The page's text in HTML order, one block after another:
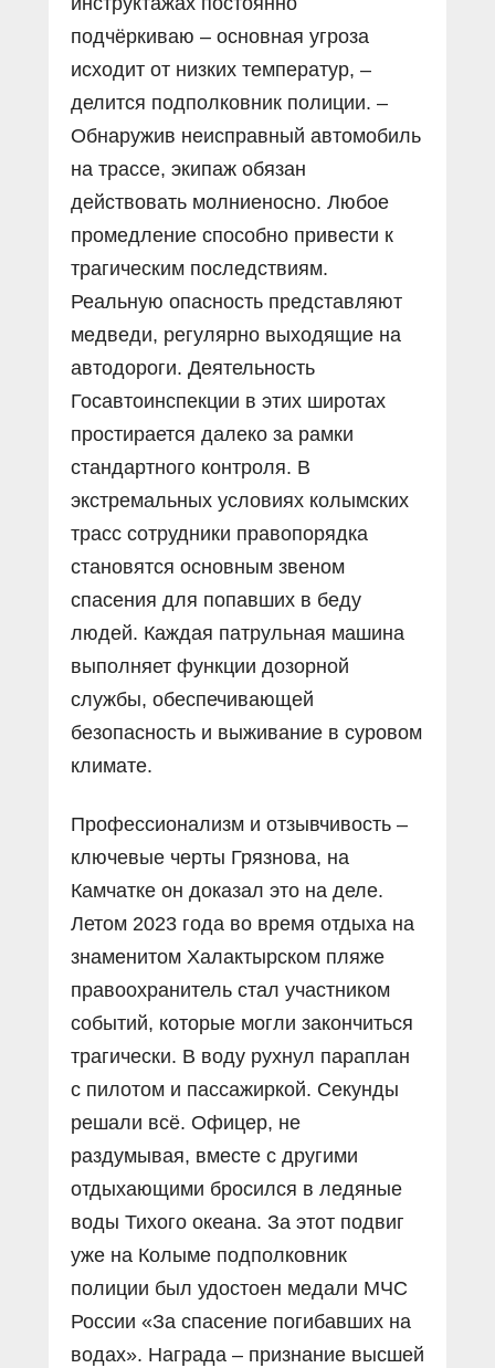
подчёркиваю – основная угроза
исходит от низких температур, –
делится подполковник полиции. –
Обнаружив неисправный автомобиль
на трассе, экипаж обязан
действовать молниеносно. Любое
промедление способно привести к
трагическим последствиям.
Реальную опасность представляют
медведи, регулярно выходящие на
автодороги. Деятельность
Госавтоинспекции в этих широтах
простирается далеко за рамки
стандартного контроля. В
экстремальных условиях колымских
трасс сотрудники правопорядка
становятся основным звеном
спасения для попавших в беду
людей. Каждая патрульная машина
выполняет функции дозорной
службы, обеспечивающей
безопасность и выживание в суровом
климате.
Профессионализм и отзывчивость –
ключевые черты Грязнова, на
Камчатке он доказал это на деле.
Летом 2023 года во время отдыха на
знаменитом Халактырском пляже
правоохранитель стал участником
событий, которые могли закончиться
трагически. В воду рухнул параплан
с пилотом и пассажиркой. Секунды
решали всё. Офицер, не
раздумывая, вместе с другими
отдыхающими бросился в ледяные
воды Тихого океана. За этот подвиг
уже на Колыме подполковник
полиции был удостоен медали МЧС
России «За спасение погибавших на
водах». Награда – признание высшей